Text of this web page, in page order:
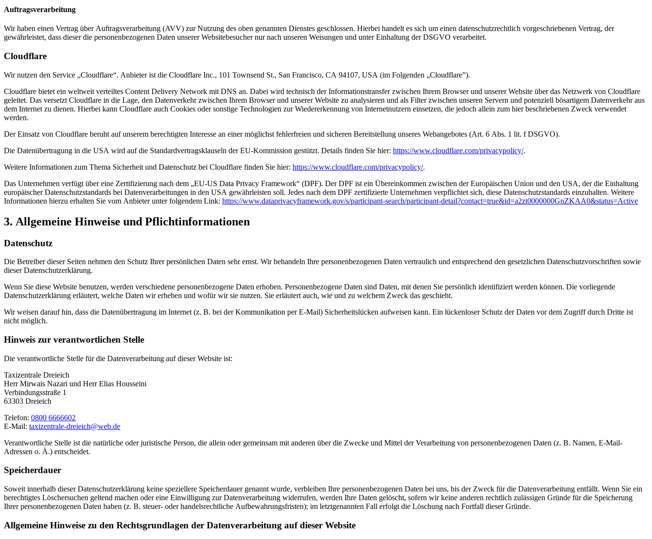
Auftragsverarbeitung
Wir haben einen Vertrag über Auftragsverarbeitung (AVV) zur Nutzung des oben genannten Dienstes geschlossen. Hierbei handelt es sich um einen datenschutzrechtlich vorgeschriebenen Vertrag, der
gewährleistet, dass dieser die personenbezogenen Daten unserer Websitebesucher nur nach unseren Weisungen und unter Einhaltung der DSGVO verarbeitet.
Cloudflare
Wir nutzen den Service „Cloudflare“. Anbieter ist die Cloudflare Inc., 101 Townsend St., San Francisco, CA 94107, USA (im Folgenden „Cloudflare”).
Cloudflare bietet ein weltweit verteiltes Content Delivery Network mit DNS an. Dabei wird technisch der Informationstransfer zwischen Ihrem Browser und unserer Website über das Netzwerk von Cloudflare
geleitet. Das versetzt Cloudflare in die Lage, den Datenverkehr zwischen Ihrem Browser und unserer Website zu analysieren und als Filter zwischen unseren Servern und potenziell bösartigem Datenverkehr aus
dem Internet zu dienen. Hierbei kann Cloudflare auch Cookies oder sonstige Technologien zur Wiedererkennung von Internetnutzern einsetzen, die jedoch allein zum hier beschriebenen Zweck verwendet
werden.
Der Einsatz von Cloudflare beruht auf unserem berechtigten Interesse an einer möglichst fehlerfreien und sicheren Bereitstellung unseres Webangebotes (Art. 6 Abs. 1 lit. f DSGVO).
Die Datenübertragung in die USA wird auf die Standardvertragsklauseln der EU-Kommission gestützt. Details finden Sie hier: https://www.cloudflare.com/privacypolicy/.
Weitere Informationen zum Thema Sicherheit und Datenschutz bei Cloudflare finden Sie hier: https://www.cloudflare.com/privacypolicy/.
Das Unternehmen verfügt über eine Zertifizierung nach dem „EU-US Data Privacy Framework“ (DPF). Der DPF ist ein Übereinkommen zwischen der Europäischen Union und den USA, der die Einhaltung
europäischer Datenschutzstandards bei Datenverarbeitungen in den USA gewährleisten soll. Jedes nach dem DPF zertifizierte Unternehmen verpflichtet sich, diese Datenschutzstandards einzuhalten. Weitere
Informationen hierzu erhalten Sie vom Anbieter unter folgendem Link: https://www.dataprivacyframework.gov/s/participant-search/participant-detail?contact=true&id=a2zt0000000GnZKAA0&status=Active
3. Allgemeine Hinweise und Pflicht­informationen
Datenschutz
Die Betreiber dieser Seiten nehmen den Schutz Ihrer persönlichen Daten sehr ernst. Wir behandeln Ihre personenbezogenen Daten vertraulich und entsprechend den gesetzlichen Datenschutzvorschriften sowie
dieser Datenschutzerklärung.
Wenn Sie diese Website benutzen, werden verschiedene personenbezogene Daten erhoben. Personenbezogene Daten sind Daten, mit denen Sie persönlich identifiziert werden können. Die vorliegende
Datenschutzerklärung erläutert, welche Daten wir erheben und wofür wir sie nutzen. Sie erläutert auch, wie und zu welchem Zweck das geschieht.
Wir weisen darauf hin, dass die Datenübertragung im Internet (z. B. bei der Kommunikation per E-Mail) Sicherheitslücken aufweisen kann. Ein lückenloser Schutz der Daten vor dem Zugriff durch Dritte ist
nicht möglich.
Hinweis zur verantwortlichen Stelle
Die verantwortliche Stelle für die Datenverarbeitung auf dieser Website ist:
Taxizentrale Dreieich
Herr Mirwais Nazari und Herr Elias Housseini
Verbindungsstraße 1
63303 Dreieich
Telefon: 0800 6666602
E-Mail: taxizentrale-dreieich@web.de
Verantwortliche Stelle ist die natürliche oder juristische Person, die allein oder gemeinsam mit anderen über die Zwecke und Mittel der Verarbeitung von personenbezogenen Daten (z. B. Namen, E-Mail-
Adressen o. Ä.) entscheidet.
Speicherdauer
Soweit innerhalb dieser Datenschutzerklärung keine speziellere Speicherdauer genannt wurde, verbleiben Ihre personenbezogenen Daten bei uns, bis der Zweck für die Datenverarbeitung entfällt. Wenn Sie ein
berechtigtes Löschersuchen geltend machen oder eine Einwilligung zur Datenverarbeitung widerrufen, werden Ihre Daten gelöscht, sofern wir keine anderen rechtlich zulässigen Gründe für die Speicherung
Ihrer personenbezogenen Daten haben (z. B. steuer- oder handelsrechtliche Aufbewahrungsfristen); im letztgenannten Fall erfolgt die Löschung nach Fortfall dieser Gründe.
Allgemeine Hinweise zu den Rechtsgrundlagen der Datenverarbeitung auf dieser Website